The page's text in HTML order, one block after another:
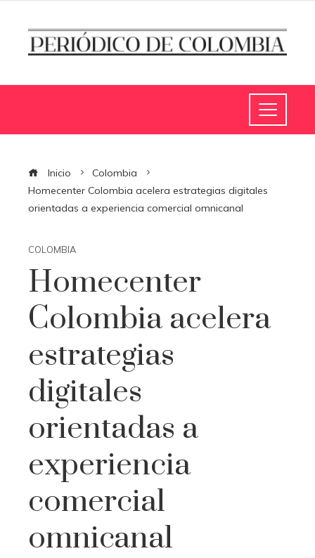
Inicio
Colombia
Homecenter Colombia acelera estrategias digitales
orientadas a experiencia comercial omnicanal
COLOMBIA
Homecenter
Colombia acelera
estrategias
digitales
orientadas a
experiencia
comercial
omnicanal